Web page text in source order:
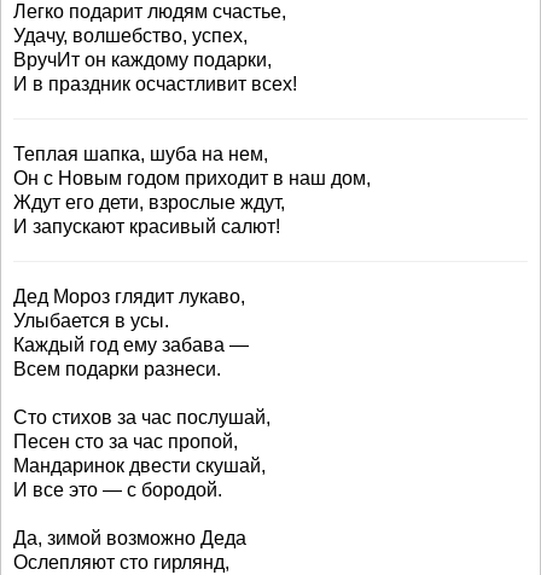
Легко подарит людям счастье,
Удачу, волшебство, успех,
ВручИт он каждому подарки,
И в праздник осчастливит всех!
Теплая шапка, шуба на нем,
Он с Новым годом приходит в наш дом,
Ждут его дети, взрослые ждут,
И запускают красивый салют!
Дед Мороз глядит лукаво,
Улыбается в усы.
Каждый год ему забава —
Всем подарки разнеси.
Сто стихов за час послушай,
Песен сто за час пропой,
Мандаринок двести скушай,
И все это — с бородой.
Да, зимой возможно Деда
Ослепляют сто гирлянд,